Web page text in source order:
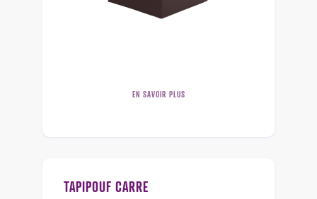
EN SAVOIR PLUS
TAPIPOUF CARRE